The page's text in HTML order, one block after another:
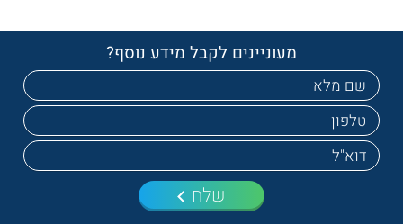
מעוניינים לקבל מידע נוסף?
שלח